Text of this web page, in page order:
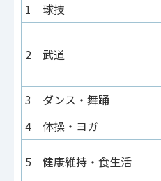
1 球技
2 武道
3 ダンス・舞踊
4 体操・ヨガ
5 健康維持・食生活